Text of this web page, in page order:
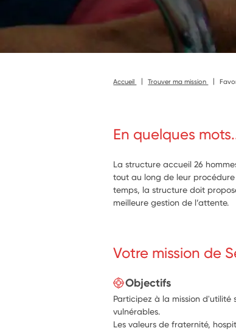
Accueil Trouver ma mission
En quelques
La structure accueil 26
tout au long de leur
temps, la structure doit
meilleure gestion de l’attente.
Votre mission de
Objectifs
Participez à la mission d'utilité
vulnérables.
Les valeurs de fraternité,